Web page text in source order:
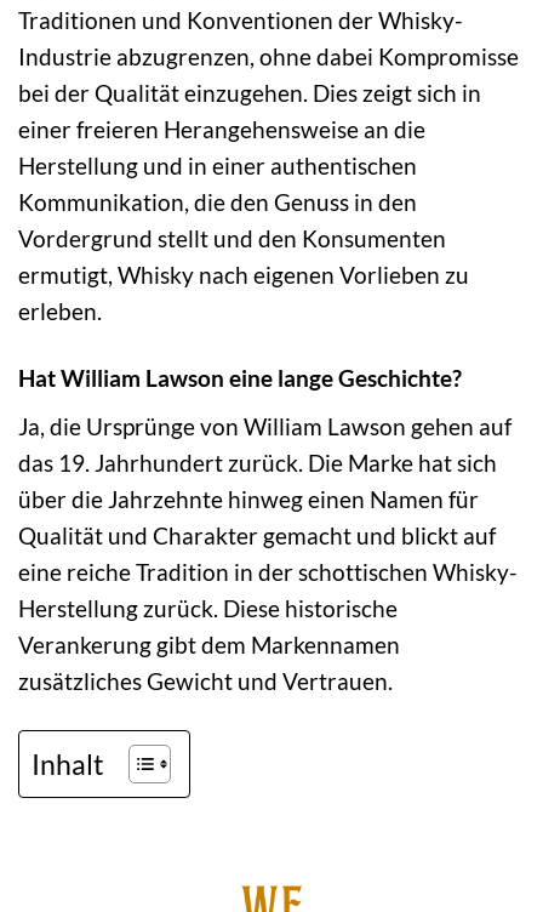
Traditionen und Konventionen der Whisky-
Industrie abzugrenzen, ohne dabei Kompromisse
bei der Qualität einzugehen. Dies zeigt sich in
einer freieren Herangehensweise an die
Herstellung und in einer authentischen
Kommunikation, die den Genuss in den
Vordergrund stellt und den Konsumenten
ermutigt, Whisky nach eigenen Vorlieben zu
erleben.
Hat William Lawson eine lange Geschichte?
Ja, die Ursprünge von William Lawson gehen auf
das 19. Jahrhundert zurück. Die Marke hat sich
über die Jahrzehnte hinweg einen Namen für
Qualität und Charakter gemacht und blickt auf
eine reiche Tradition in der schottischen Whisky-
Herstellung zurück. Diese historische
Verankerung gibt dem Markennamen
zusätzliches Gewicht und Vertrauen.
Inhalt